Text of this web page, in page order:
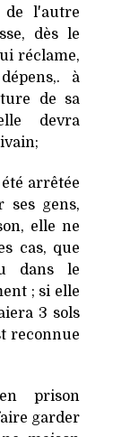
de l'autre
dès le
réclame,
à
de sa
devra
arrêtée
ses gens,
elle ne
cas, que
dans le
; si elle
3 sols
reconnue
prison
garder